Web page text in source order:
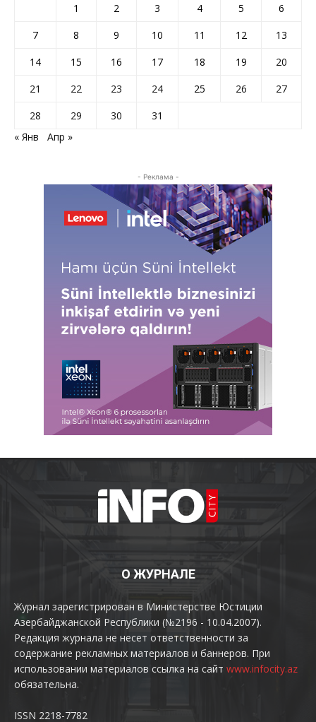
1 2 3 4 5
6
7
8 9 10 11 12
13
14
15 16 17 18 19
20
21
22 23 24 25 26
27
28
29 30
31
« Янв
Апр »
- Реклама -
О ЖУРНАЛЕ
Журнал зарегистрирован в Министерстве Юстиции
Азербайджанской Республики (№2196 - 10.04.2007).
Редакция журнала не несет ответственности за
содержание рекламных материалов и баннеров. При
использовании материалов ссылка на сайт www.infocity.az
обязательна.
ISSN 2218-7782